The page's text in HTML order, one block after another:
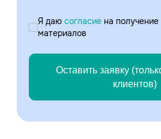
Я даю согласие на
материалов
Оставить заявку
клиентов)